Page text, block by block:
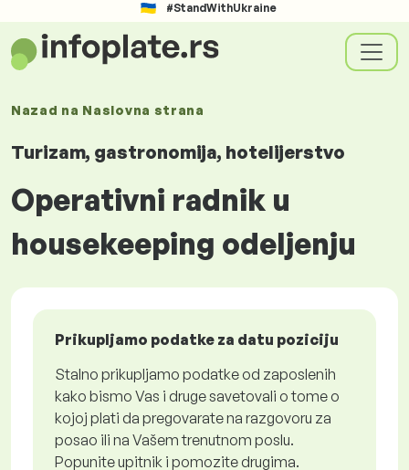
#StandWithUkraine
Nazad na Naslovna strana
Turizam, gastronomija, hotelijerstvo
Operativni radnik u
housekeeping odeljenju
Prikupljamo podatke za datu poziciju
Stalno prikupljamo podatke od zaposlenih
kako bismo Vas i druge savetovali o tome o
kojoj plati da pregovarate na razgovoru za
posao ili na Vašem trenutnom poslu.
Popunite upitnik i pomozite drugima.